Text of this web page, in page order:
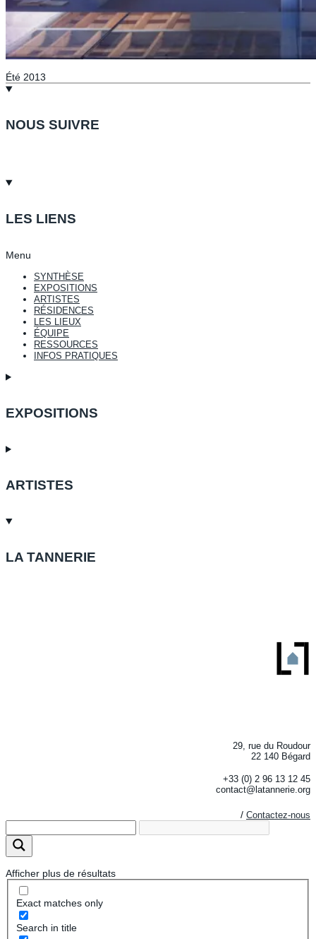
Été 2013
NOUS SUIVRE
LES LIENS
Menu
SYNTHÈSE
EXPOSITIONS
ARTISTES
RÉSIDENCES
LES LIEUX
ÉQUIPE
RESSOURCES
INFOS PRATIQUES
EXPOSITIONS
ARTISTES
LA TANNERIE
29, rue du Roudour
22 140 Bégard
+33 (0) 2 96 13 12 45
contact@latannerie.org
/ Contactez-nous
Afficher plus de résultats
Exact matches only
Search in title